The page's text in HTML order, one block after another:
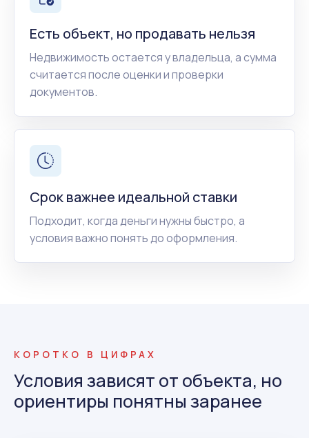
Есть объект, но продавать нельзя
Недвижимость остается у владельца, а сумма
считается после оценки и проверки
документов.
Срок важнее идеальной ставки
Подходит, когда деньги нужны быстро, а
условия важно понять до оформления.
КОРОТКО В ЦИФРАХ
Условия зависят от объекта, но
ориентиры понятны заранее